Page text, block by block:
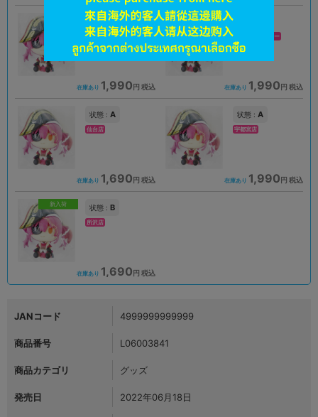
状態 :A
広島店
在庫あり 1,990円 税込
新座流通センター
在庫あり 1,990円 税込
状態 : A
仙台店
在庫あり 1,690円 税込
状態 : A
宇都宮店
在庫あり 1,990円 税込
新入荷 状態 : B
所沢店
在庫あり 1,690円 税込
JANコード 4999999999999
商品番号 L06003841
商品カテゴリ グッズ
発売日 2022年06月18日